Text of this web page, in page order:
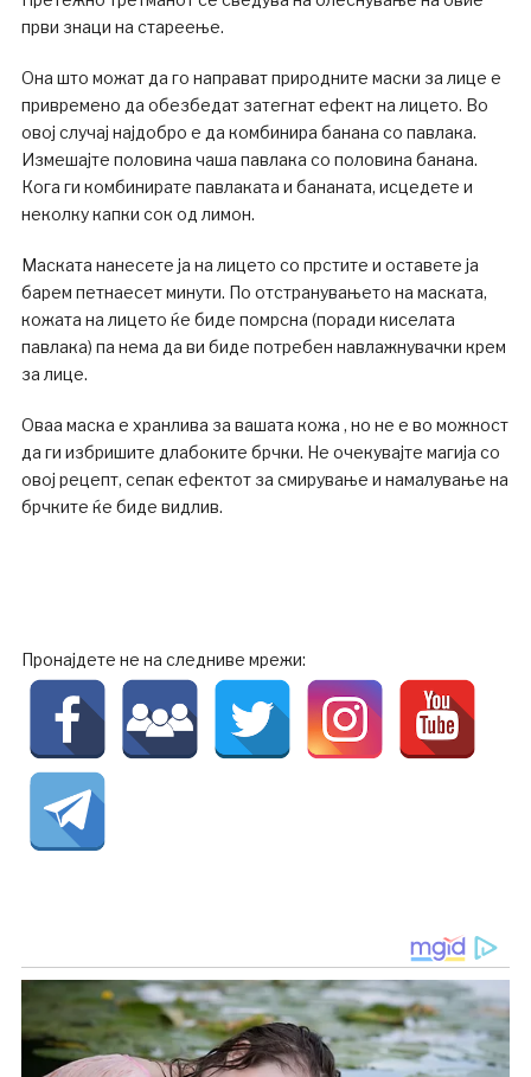
први знаци на стареење.
Она што можат да го направат природните маски за лице е
привремено да обезбедат затегнат ефект на лицето. Во
овој случај најдобро е да комбинира банана со павлака.
Измешајте половина чаша павлака со половина банана.
Кога ги комбинирате павлаката и бананата, исцедете и
неколку капки сок од лимон.
Маската нанесете ја на лицето со прстите и оставете ја
барем петнаесет минути. По отстранувањето на маската,
кожата на лицето ќе биде помрсна (поради киселата
павлака) па нема да ви биде потребен навлажнувачки крем
за лице.
Оваа маска е хранлива за вашата кожа , но не е во можност
да ги избришите длабоките брчки. Не очекувајте магија со
овој рецепт, сепак ефектот за смирување и намалување на
брчките ќе биде видлив.
Пронајдете не на следниве мрежи: